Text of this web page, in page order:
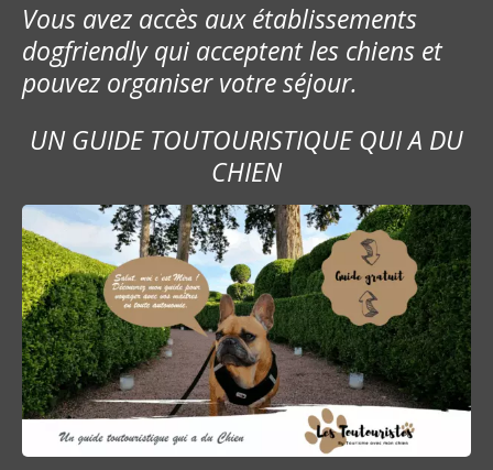
Vous avez accès aux établissements
dogfriendly qui acceptent les chiens et
pouvez organiser votre séjour.
UN GUIDE TOUTOURISTIQUE QUI A DU
CHIEN